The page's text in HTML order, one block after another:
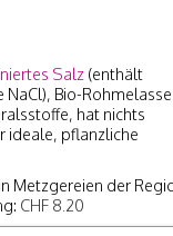
Salz (enthält
Bio-Rohmelasse
hat nichts
ideale, pflanzliche
Metzgereien der
CHF 8.20